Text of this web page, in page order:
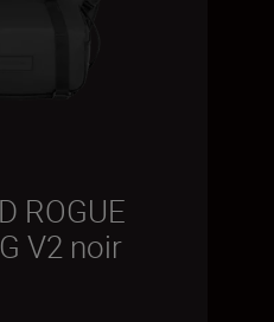
ROGUE
V2 noir